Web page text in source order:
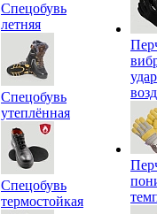
Спецобувь
летняя
Спецобувь
утеплённая
Спецобувь
термостойкая